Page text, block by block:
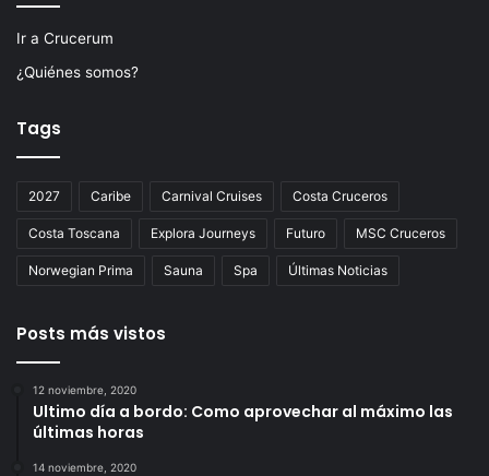
Ir a Crucerum
¿Quiénes somos?
Tags
2027 Caribe Carnival Cruises Costa Cruceros
Costa Toscana Explora Journeys Futuro MSC Cruceros
Norwegian Prima Sauna Spa Últimas Noticias
Posts más vistos
12 noviembre, 2020
Ultimo día a bordo: Como aprovechar al máximo las
últimas horas
14 noviembre, 2020